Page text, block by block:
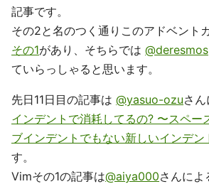
記事です。
その2と名のつく通りこのアドベント
その1があり、そちらでは @deresmos
ていらっしゃると思います。
先日11日目の記事は @yasuo-ozuさ
インデントで消耗してるの? 〜スペー
ブインデントでもない新しいインデ
す。
Vimその1の記事は@aiya000さんによ